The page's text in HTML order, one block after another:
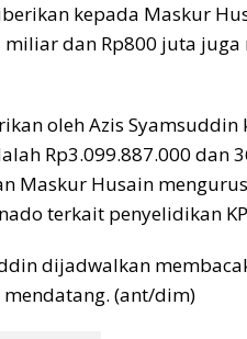
kepada Maskur
dan Rp800 juta
oleh Azis Syamsuddin
Rp3.099.887.000 dan
Maskur Husain
terkait penyelidikan
dijadwalkan
(ant/dim)